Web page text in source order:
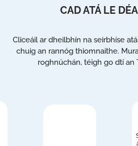
CAD ATÁ LE
Cliceáil ar dheilbhín na seirbhíse
chuig an rannóg thiomnaithe.
roghnúchán, téigh go dtí an